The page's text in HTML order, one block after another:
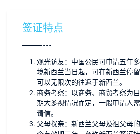
签证特点
观光访友：中国公民可申请五年
境新西兰当日起，可在新西兰停留
可以无限次的往返于新西兰。
商务考察：以商务、商贸考察为
期大多视情况而定，一般申请人
请信。
父母探亲：新西兰父母及祖父母